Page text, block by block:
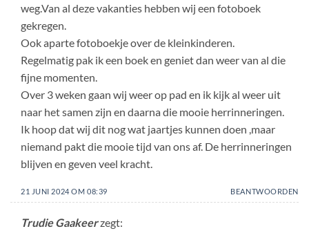
weg.Van al deze vakanties hebben wij een fotoboek
gekregen.
Ook aparte fotoboekje over de kleinkinderen.
Regelmatig pak ik een boek en geniet dan weer van al die
fijne momenten.
Over 3 weken gaan wij weer op pad en ik kijk al weer uit
naar het samen zijn en daarna die mooie herrinneringen.
Ik hoop dat wij dit nog wat jaartjes kunnen doen ,maar
niemand pakt die mooie tijd van ons af. De herrinneringen
blijven en geven veel kracht.
21 JUNI 2024 OM 08:39 BEANTWOORDEN
Trudie Gaakeerzegt: